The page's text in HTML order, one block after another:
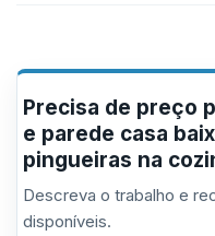
Precisa de preço
e parede casa
pingueiras na
Descreva o trabalho e
disponíveis.